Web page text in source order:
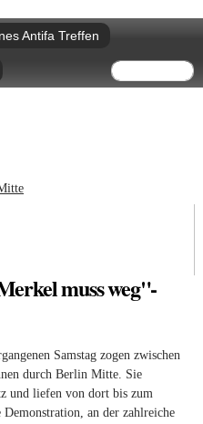
Antifa Treffen
Suche
muss weg"-
Samstag zogen zwischen
durch Berlin Mitte. Sie
und liefen von dort bis zum
an der zahlreiche